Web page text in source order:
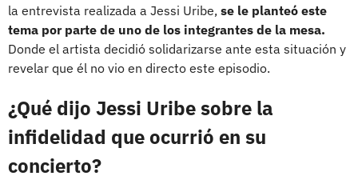
la entrevista realizada a Jessi Uribe, se le planteó este
tema por parte de uno de los integrantes de la mesa.
Donde el artista decidió solidarizarse ante esta situación y
revelar que él no vio en directo este episodio.
¿Qué dijo Jessi Uribe sobre la
infidelidad que ocurrió en su
concierto?